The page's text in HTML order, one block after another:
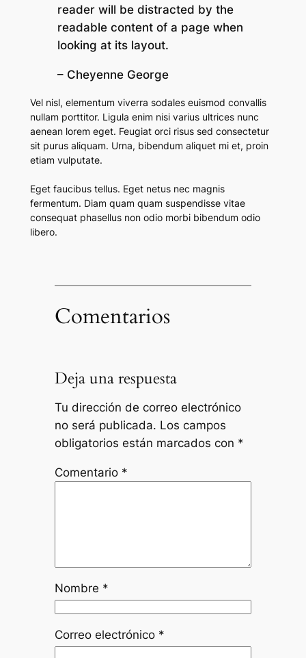
reader will be distracted by the
readable content of a page when
looking at its layout.
– Cheyenne George
Vel nisl, elementum viverra sodales euismod convallis
nullam porttitor. Ligula enim nisi varius ultrices nunc
aenean lorem eget. Feugiat orci risus sed consectetur
sit purus aliquam. Urna, bibendum aliquet mi et, proin
etiam vulputate.
Eget faucibus tellus. Eget netus nec magnis
fermentum. Diam quam quam suspendisse vitae
consequat phasellus non odio morbi bibendum odio
libero.
Comentarios
Deja una respuesta
Tu dirección de correo electrónico
no será publicada. Los campos
obligatorios están marcados con *
Comentario *
Nombre *
Correo electrónico *